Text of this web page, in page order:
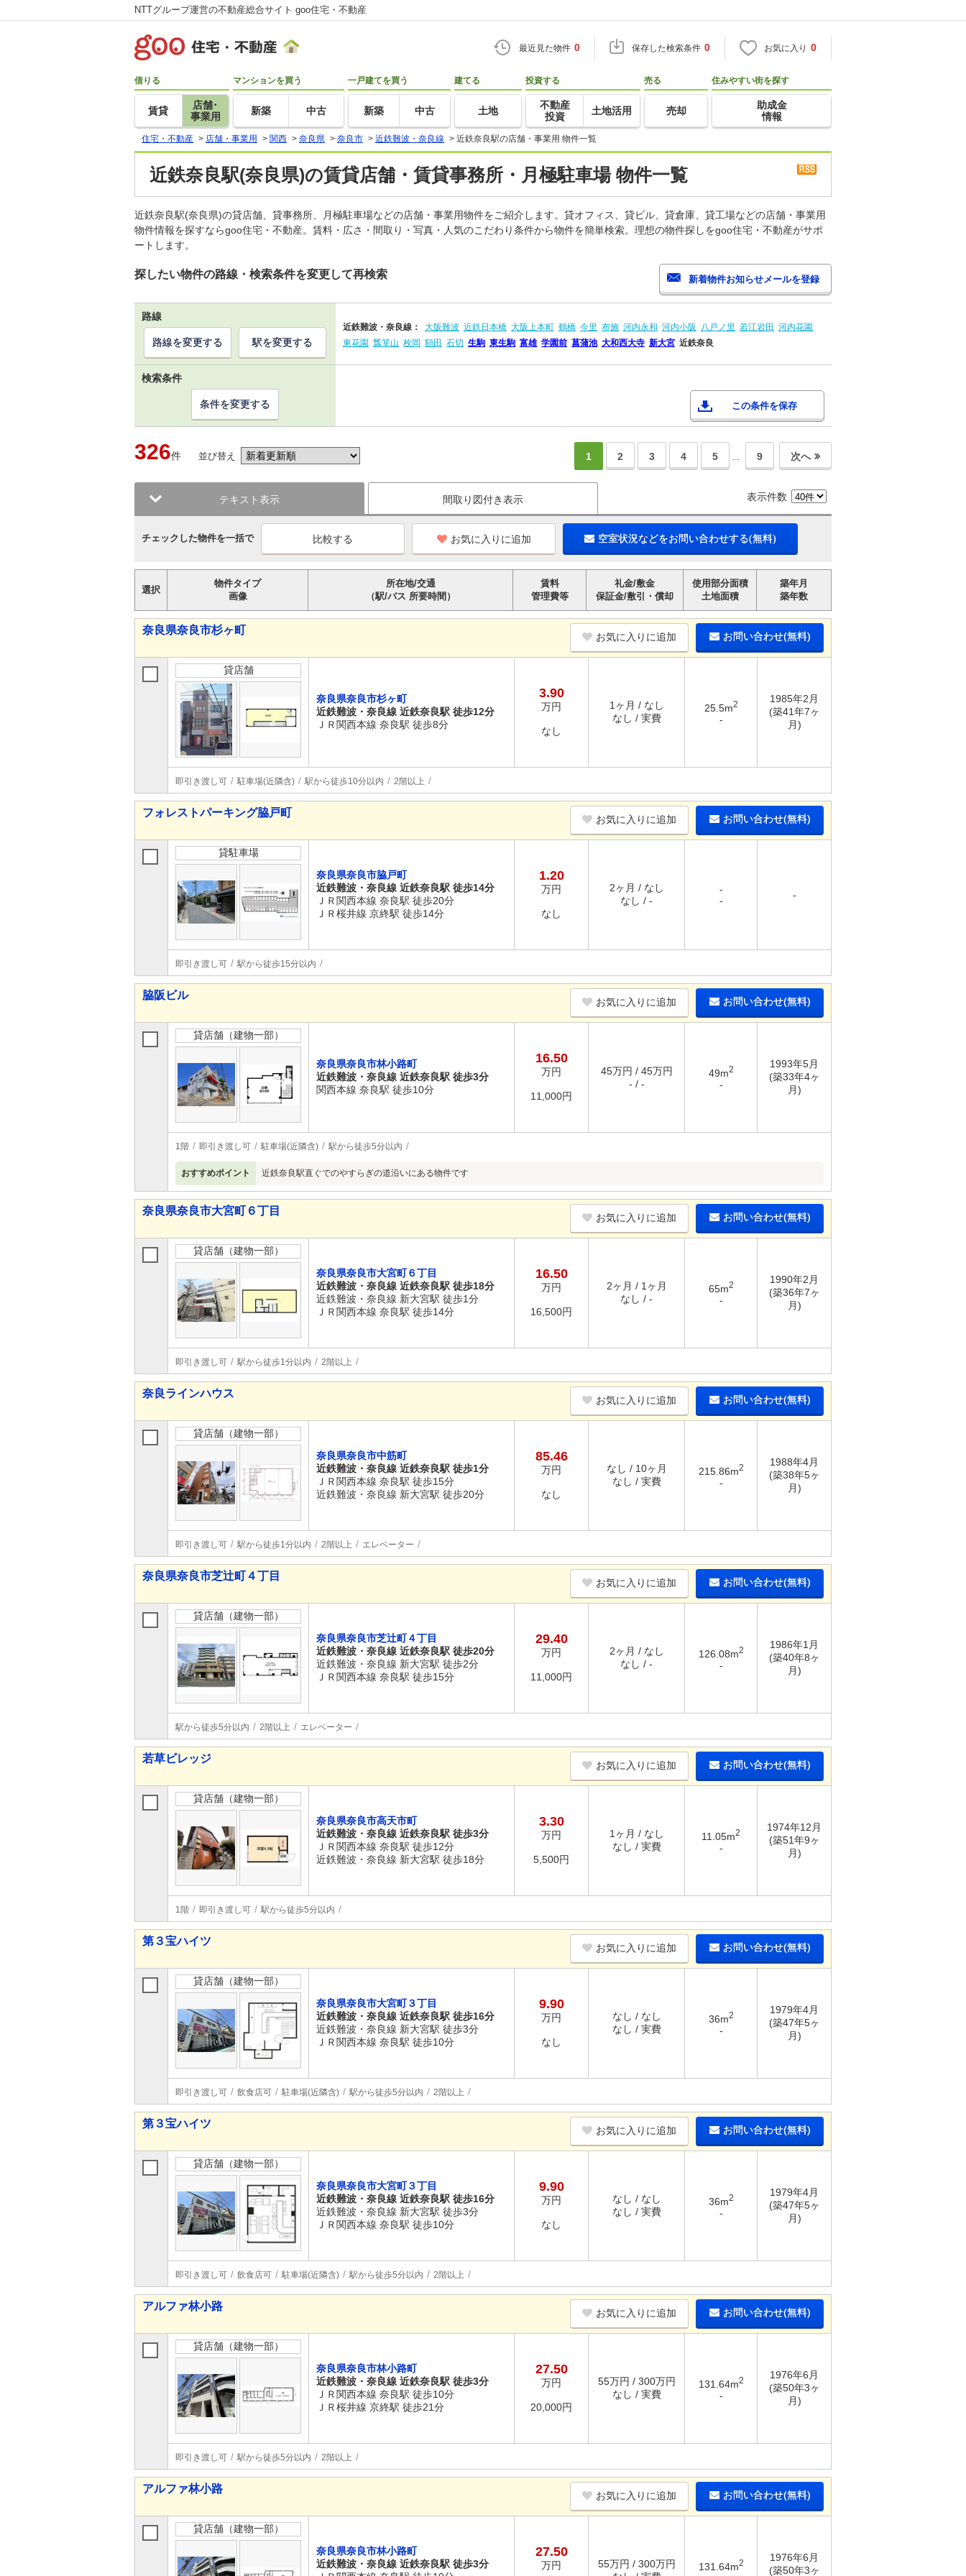
NTTグループ運営の不動産総合サイト goo住宅・不動産
最近見た物件 0 保存した検索条件 0 お気に入り 0
借りる
賃貸
店舗･
事業用
マンションを買う
新築 中古
一戸建てを買う
新築 中古
建てる
土地
投資する
不動産
投資
土地活用
売る
売却
住みやすい街を探す
助成金
情報
住宅・不動産 > 店舗・事業用 > 関西 > 奈良県 > 奈良市 > 近鉄難波・奈良線 > 近鉄奈良駅の店舗・事業用 物件一覧
近鉄奈良駅(奈良県)の賃貸店舗・賃貸事務所・月極駐車場 物件一覧
近鉄奈良駅(奈良県)の貸店舗、貸事務所、月極駐車場などの店舗・事業用物件をご紹介します。貸オフィス、貸ビル、貸倉庫、貸工場などの店舗・事業用
物件情報を探すならgoo住宅・不動産。賃料・広さ・間取り・写真・人気のこだわり条件から物件を簡単検索。理想の物件探しをgoo住宅・不動産がサポ
ートします。
探したい物件の路線・検索条件を変更して再検索
路線
近鉄難波・奈良線： 大阪難波 近鉄日本橋 大阪上本町 鶴橋 今里 布施 河内永和 河内小阪 八戸ノ里 若江岩田 河内花園
東花園 瓢箪山 枚岡 額田 石切 生駒 東生駒 富雄 学園前 菖蒲池 大和西大寺 新大宮 近鉄奈良
路線を変更する 駅を変更する
検索条件
この条件を保存
条件を変更する
326件 並び替え 1 2 3 4 5 … 9 次へ
テキスト表示 間取り図付き表示 表示件数
チェックした物件を一括で お気に入りに追加 空室状況などをお問い合わせする(無料)
選択
物件タイプ
画像
所在地/交通
（駅/バス 所要時間）
賃料
管理費等
礼金/敷金
保証金/敷引・償却
使用部分面積
土地面積
築年月
築年数
奈良県奈良市杉ヶ町
お気に入りに追加 お問い合わせ(無料)
貸店舗
奈良県奈良市杉ヶ町
近鉄難波・奈良線 近鉄奈良駅 徒歩12分
ＪＲ関西本線 奈良駅 徒歩8分
3.90
万円
なし
1ヶ月 / なし
なし / 実費
25.5m2
-
1985年2月
(築41年7ヶ
月)
即引き渡し可 駐車場(近隣含) 駅から徒歩10分以内 2階以上
フォレストパーキング脇戸町
お気に入りに追加 お問い合わせ(無料)
貸駐車場
奈良県奈良市脇戸町
近鉄難波・奈良線 近鉄奈良駅 徒歩14分
ＪＲ関西本線 奈良駅 徒歩20分
ＪＲ桜井線 京終駅 徒歩14分
1.20
万円
なし
2ヶ月 / なし
なし / -
-
-
-
即引き渡し可 駅から徒歩15分以内
脇阪ビル
お気に入りに追加 お問い合わせ(無料)
貸店舗（建物一部）
奈良県奈良市林小路町
近鉄難波・奈良線 近鉄奈良駅 徒歩3分
関西本線 奈良駅 徒歩10分
16.50
万円
11,000円
45万円 / 45万円
- / -
49m2
-
1993年5月
(築33年4ヶ
月)
1階 即引き渡し可 駐車場(近隣含) 駅から徒歩5分以内
おすすめポイント 近鉄奈良駅直ぐでのやすらぎの道沿いにある物件です
奈良県奈良市大宮町６丁目
お気に入りに追加 お問い合わせ(無料)
貸店舗（建物一部）
奈良県奈良市大宮町６丁目
近鉄難波・奈良線 近鉄奈良駅 徒歩18分
近鉄難波・奈良線 新大宮駅 徒歩1分
ＪＲ関西本線 奈良駅 徒歩14分
16.50
万円
16,500円
2ヶ月 / 1ヶ月
なし / -
65m2
-
1990年2月
(築36年7ヶ
月)
即引き渡し可 駅から徒歩1分以内 2階以上
奈良ラインハウス
お気に入りに追加 お問い合わせ(無料)
貸店舗（建物一部）
奈良県奈良市中筋町
近鉄難波・奈良線 近鉄奈良駅 徒歩1分
ＪＲ関西本線 奈良駅 徒歩15分
近鉄難波・奈良線 新大宮駅 徒歩20分
85.46
万円
なし
なし / 10ヶ月
なし / 実費
215.86m2
-
1988年4月
(築38年5ヶ
月)
即引き渡し可 駅から徒歩1分以内 2階以上 エレベーター
奈良県奈良市芝辻町４丁目
お気に入りに追加 お問い合わせ(無料)
貸店舗（建物一部）
奈良県奈良市芝辻町４丁目
近鉄難波・奈良線 近鉄奈良駅 徒歩20分
近鉄難波・奈良線 新大宮駅 徒歩2分
ＪＲ関西本線 奈良駅 徒歩15分
29.40
万円
11,000円
2ヶ月 / なし
なし / -
126.08m2
-
1986年1月
(築40年8ヶ
月)
駅から徒歩5分以内 2階以上 エレベーター
若草ビレッジ
お気に入りに追加 お問い合わせ(無料)
貸店舗（建物一部）
奈良県奈良市高天市町
近鉄難波・奈良線 近鉄奈良駅 徒歩3分
ＪＲ関西本線 奈良駅 徒歩12分
近鉄難波・奈良線 新大宮駅 徒歩18分
3.30
万円
5,500円
1ヶ月 / なし
なし / 実費
11.05m2
-
1974年12月
(築51年9ヶ
月)
1階 即引き渡し可 駅から徒歩5分以内
第３宝ハイツ
お気に入りに追加 お問い合わせ(無料)
貸店舗（建物一部）
奈良県奈良市大宮町３丁目
近鉄難波・奈良線 近鉄奈良駅 徒歩16分
近鉄難波・奈良線 新大宮駅 徒歩3分
ＪＲ関西本線 奈良駅 徒歩10分
9.90
万円
なし
なし / なし
なし / 実費
36m2
-
1979年4月
(築47年5ヶ
月)
即引き渡し可 飲食店可 駐車場(近隣含) 駅から徒歩5分以内 2階以上
第３宝ハイツ
お気に入りに追加 お問い合わせ(無料)
貸店舗（建物一部）
奈良県奈良市大宮町３丁目
近鉄難波・奈良線 近鉄奈良駅 徒歩16分
近鉄難波・奈良線 新大宮駅 徒歩3分
ＪＲ関西本線 奈良駅 徒歩10分
9.90
万円
なし
なし / なし
なし / 実費
36m2
-
1979年4月
(築47年5ヶ
月)
即引き渡し可 飲食店可 駐車場(近隣含) 駅から徒歩5分以内 2階以上
アルファ林小路
お気に入りに追加 お問い合わせ(無料)
貸店舗（建物一部）
奈良県奈良市林小路町
近鉄難波・奈良線 近鉄奈良駅 徒歩3分
ＪＲ関西本線 奈良駅 徒歩10分
ＪＲ桜井線 京終駅 徒歩21分
27.50
万円
20,000円
55万円 / 300万円
なし / 実費
131.64m2
-
1976年6月
(築50年3ヶ
月)
即引き渡し可 駅から徒歩5分以内 2階以上
アルファ林小路
お気に入りに追加 お問い合わせ(無料)
貸店舗（建物一部）
奈良県奈良市林小路町
近鉄難波・奈良線 近鉄奈良駅 徒歩3分
27.50
万円
55万円 / 300万円
131.64m2
1976年6月
(築50年3ヶ